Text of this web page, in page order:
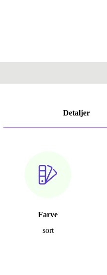
Detaljer
Farve
sort